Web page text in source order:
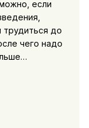
если
до
чего надо